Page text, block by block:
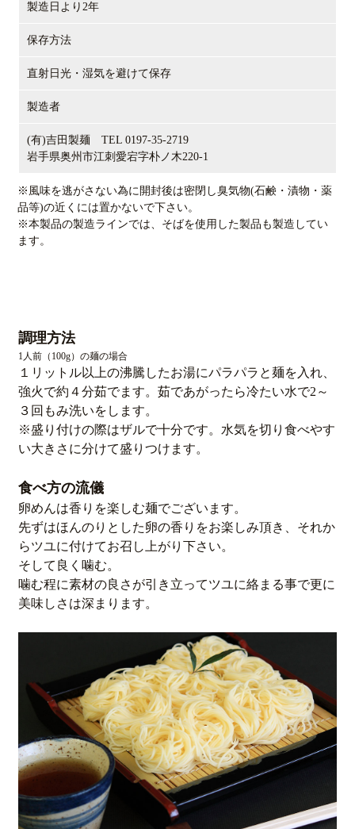
製造日より2年
保存方法
直射日光・湿気を避けて保存
製造者
(有)吉田製麺 TEL 0197-35-2719
岩手県奥州市江刺愛宕字朴ノ木220-1
※風味を逃がさない為に開封後は密閉し臭気物(石鹸・漬物・薬
品等)の近くには置かないで下さい。
※本製品の製造ラインでは、そばを使用した製品も製造してい
ます。
調理方法
1人前（100g）の麺の場合
１リットル以上の沸騰したお湯にパラパラと麺を入れ、
強火で約４分茹でます。茹であがったら冷たい水で2～
３回もみ洗いをします。
※盛り付けの際はザルで十分です。水気を切り食べやす
い大きさに分けて盛りつけます。
食べ方の流儀
卵めんは香りを楽しむ麺でございます。
先ずはほんのりとした卵の香りをお楽しみ頂き、それか
らツユに付けてお召し上がり下さい。
そして良く噛む。
噛む程に素材の良さが引き立ってツユに絡まる事で更に
美味しさは深まります。